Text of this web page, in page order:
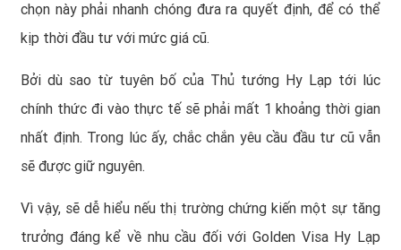
chọn này phải nhanh chóng đưa ra quyết định, để có thể
kịp thời đầu tư với mức giá cũ.
Bởi dù sao từ tuyên bố của Thủ tướng Hy Lạp tới lúc
chính thức đi vào thực tế sẽ phải mất 1 khoảng thời gian
nhất định. Trong lúc ấy, chắc chắn yêu cầu đầu tư cũ vẫn
sẽ được giữ nguyên.
Vì vậy, sẽ dễ hiểu nếu thị trường chứng kiến một sự tăng
trưởng đáng kể về nhu cầu đối với Golden Visa Hy Lạp